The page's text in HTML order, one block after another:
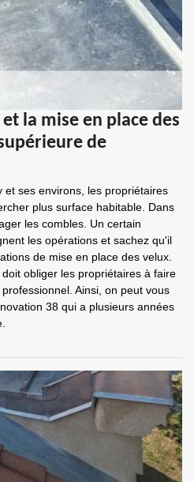
la mise en place des
de
et ses environs, les propriétaires
plus surface habitable. Dans
les combles. Un certain
les opérations et sachez qu'il
de mise en place des velux.
obliger les propriétaires à faire
Ainsi, on peut vous
38 qui a plusieurs années